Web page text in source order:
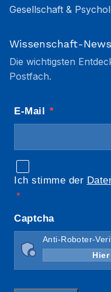
Gesellschaft &
Wissenschaft-
Die wichtigsten
Postfach.